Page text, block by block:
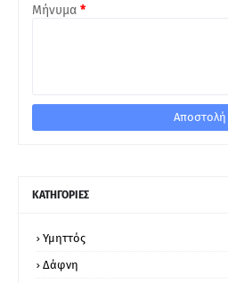
Μήνυμα *
ΚΑΤΗΓΟΡΙΕΣ
Υμηττός
Δάφνη